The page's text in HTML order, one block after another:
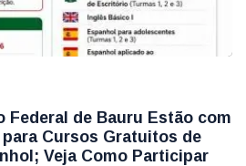
Federal de Bauru Estão com
Cursos Gratuitos de
Veja Como Participar